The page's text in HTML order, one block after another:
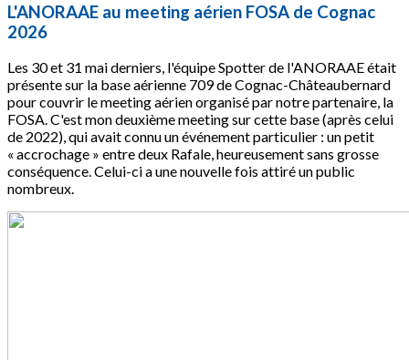
L'ANORAAE au meeting aérien FOSA de Cognac
2026
Les 30 et 31 mai derniers, l'équipe Spotter de l'ANORAAE était
présente sur la base aérienne 709 de Cognac-Châteaubernard
pour couvrir le meeting aérien organisé par notre partenaire, la
FOSA. C'est mon deuxième meeting sur cette base (après celui
de 2022), qui avait connu un événement particulier : un petit
« accrochage » entre deux Rafale, heureusement sans grosse
conséquence. Celui-ci a une nouvelle fois attiré un public
nombreux.